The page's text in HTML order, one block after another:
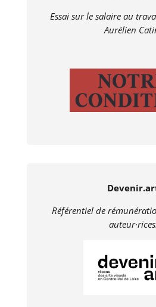
Essai sur le salaire au
Aurélien
Référentiel de
auteur·rices.